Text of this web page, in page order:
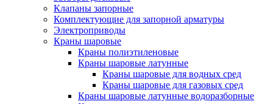
Клапаны запорные
Комплектующие для запорной арматуры
Электроприводы
Краны шаровые
Краны полиэтиленовые
Краны шаровые латунные
Краны шаровые для водных сред
Краны шаровые для газовых сред
Краны шаровые латунные водоразборные